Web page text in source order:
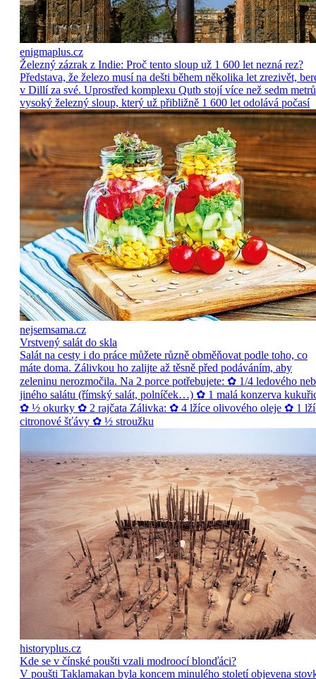
enigmaplus.cz
Železný zázrak z Indie: Proč tento sloup už 1 600 let nezná rez?
Představa, že železo musí na dešti během několika let zrezivět,
v Dillí za své. Uprostřed komplexu Qutb stojí více než sedm metrů
vysoký železný sloup, který už přibližně 1 600 let odolává počasí
nejsemsama.cz
Vrstvený salát do skla
Salát na cesty i do práce můžete různě obměňovat podle toho, co
máte doma. Zálivkou ho zalijte až těsně před podáváním, aby
zeleninu nerozmočila. Na 2 porce potřebujete: ✿ 1/4 ledového
jiného salátu (římský salát, polníček…) ✿ 1 malá konzerva
✿ ½ okurky ✿ 2 rajčata Zálivka: ✿ 4 lžíce olivového oleje ✿ 1
citronové šťávy ✿ ½ stroužku
historyplus.cz
Kde se v čínské poušti vzali modroocí blonďáci?
V poušti Taklamakan byla koncem minulého století objevena